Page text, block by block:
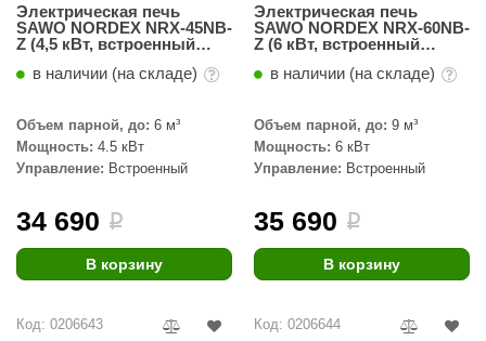
Электрическая печь
SAWO NORDEX NRX-45NB-
Z (4,5 кВт, встроенный
снаружи нержавейка)
в наличии (на складе)
Объем парной, до: 6 м³
Мощность: 4.5 кВт
Управление: Встроенный
34 690 i
В корзину
Электрическая печь
SAWO NORDEX NRX-60NB-
Z (6 кВт, встроенный
снаружи нержавейка)
в наличии (на складе)
Объем парной, до: 9 м³
Мощность: 6 кВт
Управление: Встроенный
35 690 i
В корзину
Код: 0206643 Код: 0206644